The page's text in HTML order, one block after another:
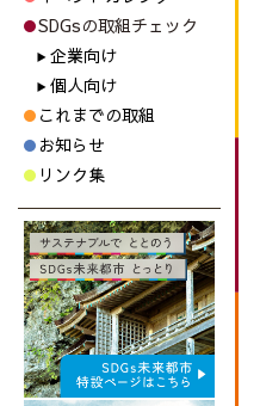
SDGsの取組チェック
企業向け
個人向け
これまでの取組
お知らせ
リンク集